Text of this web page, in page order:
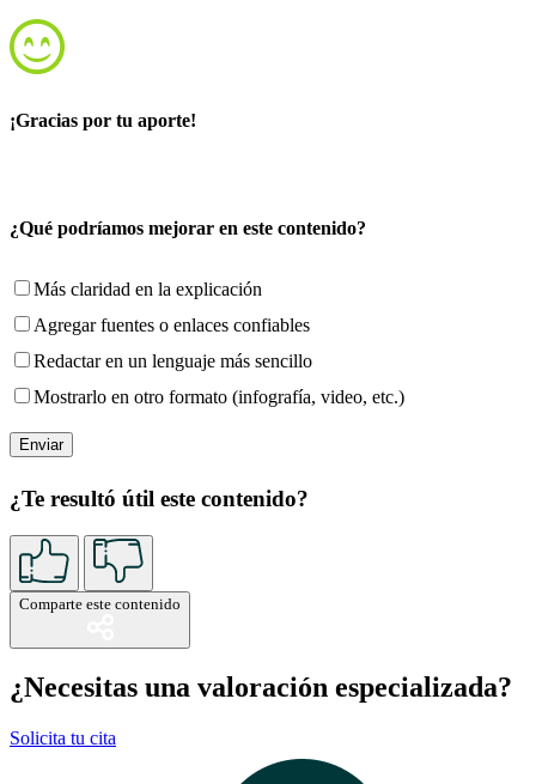
¡Gracias por tu aporte!
¿Qué podríamos mejorar en este contenido?
Más claridad en la explicación
Agregar fuentes o enlaces confiables
Redactar en un lenguaje más sencillo
Mostrarlo en otro formato (infografía, video, etc.)
¿Te resultó útil este contenido?
Comparte este contenido
¿Necesitas una valoración especializada?
Solicita tu cita